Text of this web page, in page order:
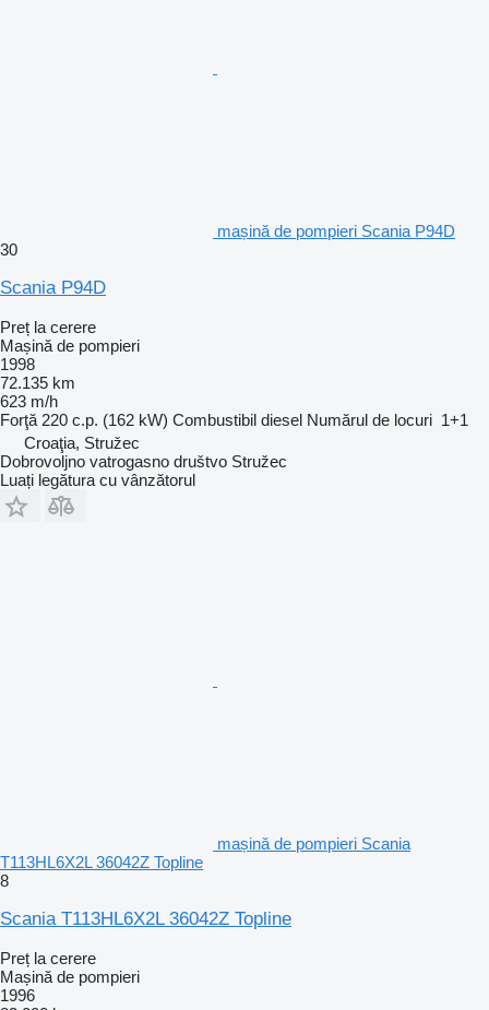
mașină de pompieri Scania P94D
30
Scania P94D
Preț la cerere
Mașină de pompieri
1998
72.135 km
623 m/h
Forţă 220 c.p. (162 kW) Combustibil diesel Numărul de locuri 1+1
Croaţia, Stružec
Dobrovoljno vatrogasno društvo Stružec
Luați legătura cu vânzătorul
mașină de pompieri Scania
T113HL6X2L 36042Z Topline
8
Scania T113HL6X2L 36042Z Topline
Preț la cerere
Mașină de pompieri
1996